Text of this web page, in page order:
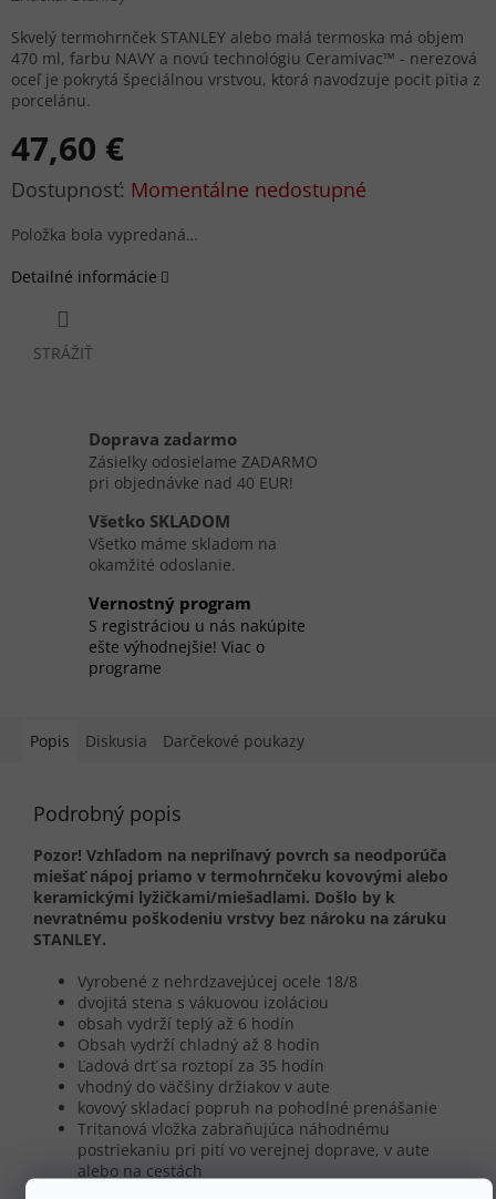
47,60 €
Jednotková
Momentálne nedostupné
Položka bola vypredaná…
Skvelý termohrnček STANLEY alebo malá termoska má objem
470 ml, farbu NAVY a novú technológiu Ceramivac™ - nerezová
oceľ je pokrytá špeciálnou vrstvou, ktorá navodzuje pocit pitia z
porcelánu.
Detailné informácie
STRÁŽIŤ
Doprava zadarmo
Zásielky odosielame ZADARMO
pri objednávke nad 40 EUR!
Všetko SKLADOM
Všetko máme skladom na
okamžité odoslanie.
Vernostný program
S registráciou u nás nakúpite
ešte výhodnejšie! Viac o
programe
Popis Diskusia Darčekové poukazy
Podrobný popis
Pozor! Vzhľadom na nepriľnavý povrch sa neodporúča
miešať nápoj priamo v termohrnčeku kovovými alebo
keramickými lyžičkami/miešadlami. Došlo by k
nevratnému poškodeniu vrstvy bez nároku na záruku
STANLEY.
Vyrobené z nehrdzavejúcej ocele 18/8
dvojitá stena s vákuovou izoláciou
obsah vydrží teplý až 6 hodín
Obsah vydrží chladný až 8 hodín
Ľadová drť sa roztopí za 35 hodín
vhodný do väčšiny držiakov v aute
kovový skladací popruh na pohodlné prenášanie
Tritanová vložka zabraňujúca náhodnému
postriekaniu pri pití vo verejnej doprave, v aute
alebo na cestách